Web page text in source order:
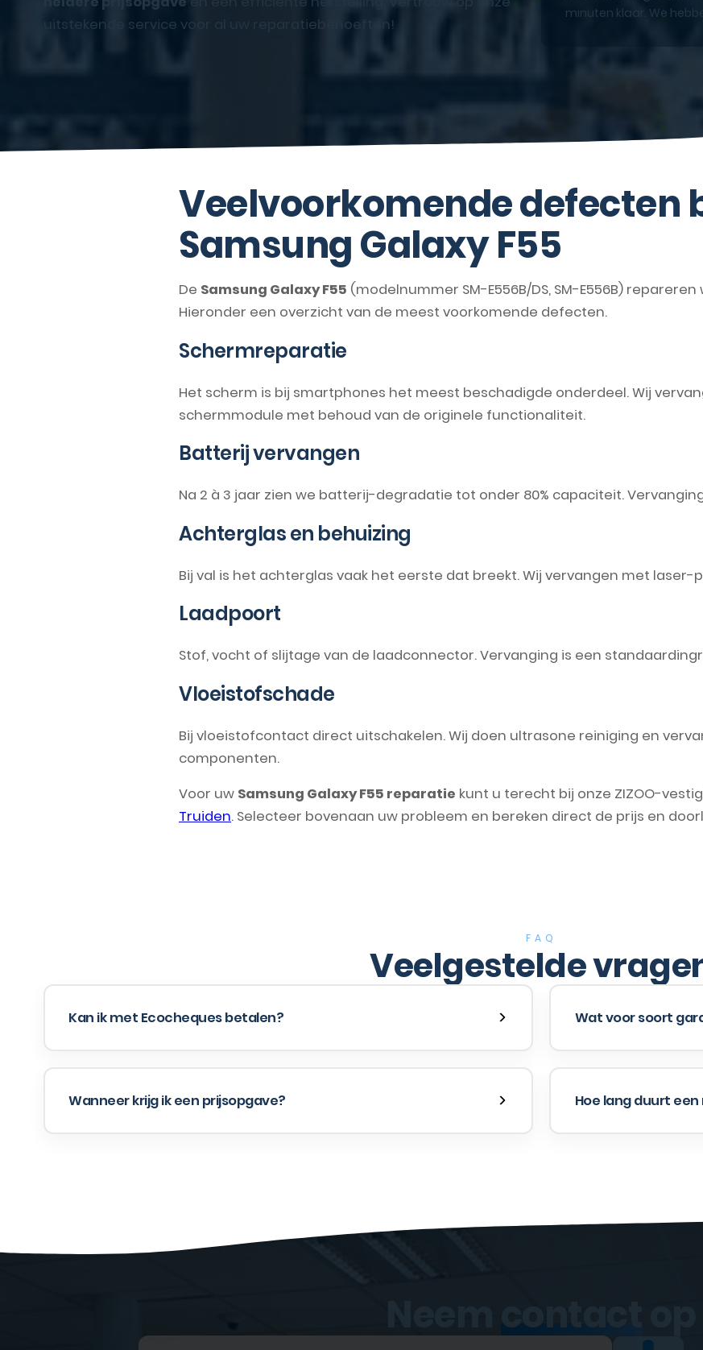
uitstekende service voor al uw reparatiebehoeften!
minuten klaar. We
Veelvoorkomende defecten
Samsung Galaxy F55
De Samsung Galaxy F55 (modelnummer SM-E556B/DS, SM-E556B)
Hieronder een overzicht van de meest voorkomende defecten.
Schermreparatie
Het scherm is bij smartphones het meest beschadigde onderdeel. Wij
schermmodule met behoud van de originele functionaliteit.
Batterij vervangen
Na 2 à 3 jaar zien we batterij-degradatie tot onder 80% capaciteit.
Achterglas en behuizing
Bij val is het achterglas vaak het eerste dat breekt. Wij vervangen met laser-
Laadpoort
Stof, vocht of slijtage van de laadconnector. Vervanging is een
Vloeistofschade
Bij vloeistofcontact direct uitschakelen. Wij doen ultrasone reiniging en
componenten.
Voor uw Samsung Galaxy F55 reparatie kunt u terecht bij onze ZIZOO-
Truiden. Selecteer bovenaan uw probleem en bereken direct de prijs en
FAQ
Veelgestelde
Kan ik met Ecocheques betalen? Wat voor soort
Wanneer krijg ik een prijsopgave? Hoe lang duurt
contact